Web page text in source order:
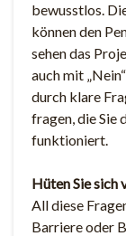
bewusstlos.
können den
sehen das
auch mit
durch klare
fragen, die Sie
funktioniert.
Hüten Sie sich
All diese
Barriere oder